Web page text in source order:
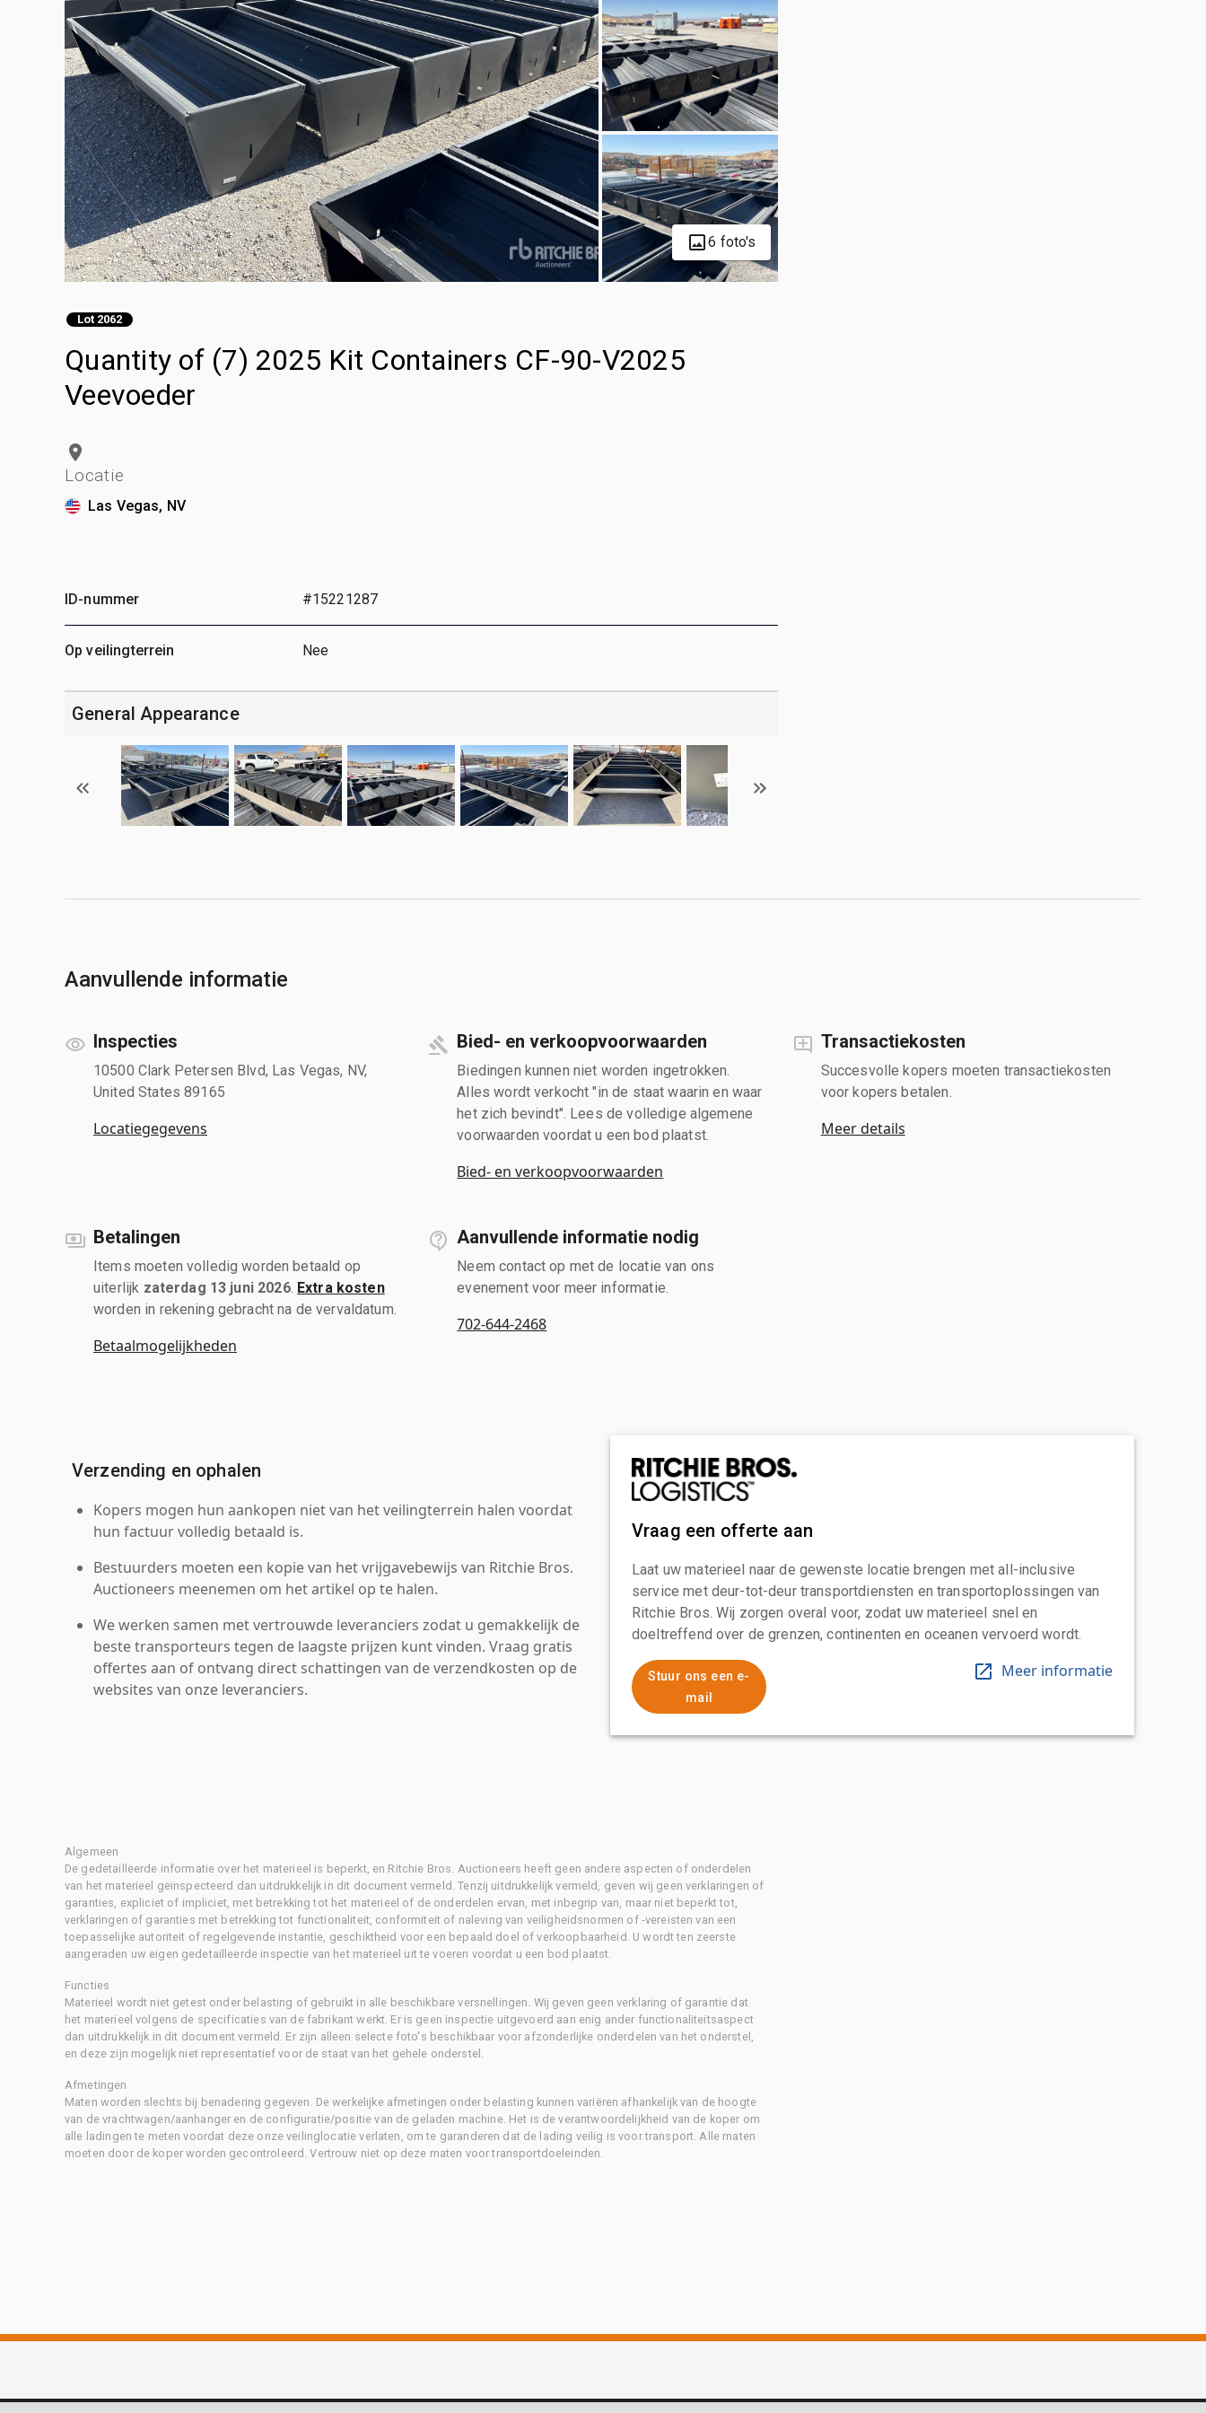
6 foto's
Lot 2062
Quantity of (7) 2025 Kit Containers CF-90-V2025
Veevoeder
Locatie
Las Vegas, NV
ID-nummer #15221287
Op veilingterrein Nee
General Appearance
Aanvullende informatie
Inspecties
10500 Clark Petersen Blvd, Las Vegas, NV,
United States 89165
Locatiegegevens
Bied- en verkoopvoorwaarden
Biedingen kunnen niet worden ingetrokken.
Alles wordt verkocht "in de staat waarin en waar
het zich bevindt". Lees de volledige algemene
voorwaarden voordat u een bod plaatst.
Bied- en verkoopvoorwaarden
Transactiekosten
Succesvolle kopers moeten transactiekosten
voor kopers betalen.
Meer details
Betalingen
Items moeten volledig worden betaald op
uiterlijk zaterdag 13 juni 2026. Extra kosten
worden in rekening gebracht na de vervaldatum.
Betaalmogelijkheden
Aanvullende informatie nodig
Neem contact op met de locatie van ons
evenement voor meer informatie.
702-644-2468
Verzending en ophalen
Kopers mogen hun aankopen niet van het veilingterrein halen voordat
hun factuur volledig betaald is.
Bestuurders moeten een kopie van het vrijgavebewijs van Ritchie Bros.
Auctioneers meenemen om het artikel op te halen.
We werken samen met vertrouwde leveranciers zodat u gemakkelijk de
beste transporteurs tegen de laagste prijzen kunt vinden. Vraag gratis
offertes aan of ontvang direct schattingen van de verzendkosten op de
websites van onze leveranciers.
Vraag een offerte aan
Laat uw materieel naar de gewenste locatie brengen met all-inclusive
service met deur-tot-deur transportdiensten en transportoplossingen van
Ritchie Bros. Wij zorgen overal voor, zodat uw materieel snel en
doeltreffend over de grenzen, continenten en oceanen vervoerd wordt.
Stuur ons een e-
mail
Meer informatie
Algemeen
De gedetailleerde informatie over het materieel is beperkt, en Ritchie Bros. Auctioneers heeft geen andere aspecten of onderdelen
van het materieel geïnspecteerd dan uitdrukkelijk in dit document vermeld. Tenzij uitdrukkelijk vermeld, geven wij geen verklaringen of
garanties, expliciet of impliciet, met betrekking tot het materieel of de onderdelen ervan, met inbegrip van, maar niet beperkt tot,
verklaringen of garanties met betrekking tot functionaliteit, conformiteit of naleving van veiligheidsnormen of -vereisten van een
toepasselijke autoriteit of regelgevende instantie, geschiktheid voor een bepaald doel of verkoopbaarheid. U wordt ten zeerste
aangeraden uw eigen gedetailleerde inspectie van het materieel uit te voeren voordat u een bod plaatst.
Functies
Materieel wordt niet getest onder belasting of gebruikt in alle beschikbare versnellingen. Wij geven geen verklaring of garantie dat
het materieel volgens de specificaties van de fabrikant werkt. Er is geen inspectie uitgevoerd aan enig ander functionaliteitsaspect
dan uitdrukkelijk in dit document vermeld. Er zijn alleen selecte foto's beschikbaar voor afzonderlijke onderdelen van het onderstel,
en deze zijn mogelijk niet representatief voor de staat van het gehele onderstel.
Afmetingen
Maten worden slechts bij benadering gegeven. De werkelijke afmetingen onder belasting kunnen variëren afhankelijk van de hoogte
van de vrachtwagen/aanhanger en de configuratie/positie van de geladen machine. Het is de verantwoordelijkheid van de koper om
alle ladingen te meten voordat deze onze veilinglocatie verlaten, om te garanderen dat de lading veilig is voor transport. Alle maten
moeten door de koper worden gecontroleerd. Vertrouw niet op deze maten voor transportdoeleinden.